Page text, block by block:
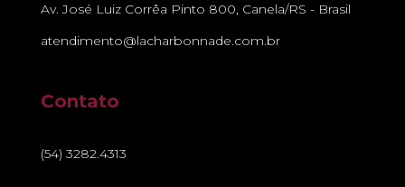
Av. José Luiz Corrêa Pinto 800, Canela/RS - Brasil
atendimento@lacharbonnade.com.br
Contato
(54) 3282.4313